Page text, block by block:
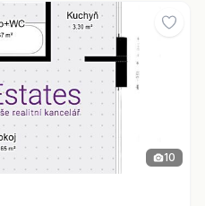
10